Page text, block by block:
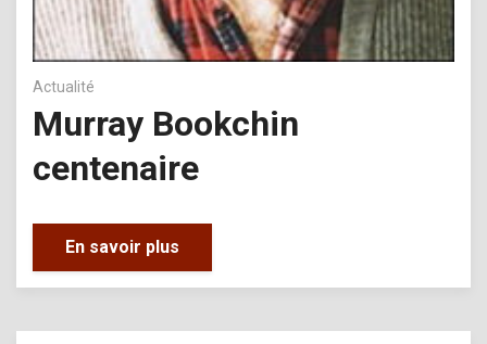
Actualité
Murray Bookchin
centenaire
En savoir plus